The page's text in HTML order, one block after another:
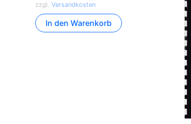
zzgl. Versandkosten
In den Warenkorb